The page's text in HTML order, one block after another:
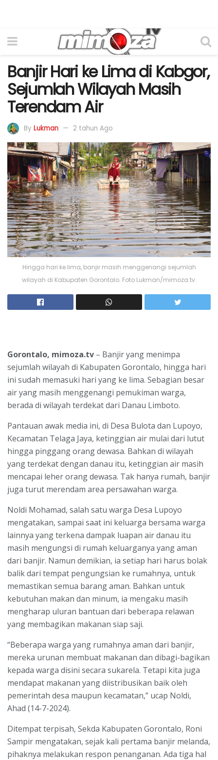
Banjir Hari ke Lima di Kabgor,
Sejumlah Wilayah Masih
Terendam Air
By Lukman 2 tahun Ago
Hingga hari ke lima, banjir masih menggenangi sejumlah
wilayah di Kabupaten Gorontalo. Foto Lukman/mimoza.tv.
Gorontalo, mimoza.tv – Banjir yang menimpa
sejumlah wilayah di Kabupaten Gorontalo, hingga hari
ini sudah memasuki hari yang ke lima. Sebagian besar
air yang masih menggenangi pemukiman warga,
berada di wilayah terdekat dari Danau Limboto.
Pantauan awak media ini, di Desa Bulota dan Lupoyo,
Kecamatan Telaga Jaya, ketinggian air mulai dari lutut
hingga pinggang orang dewasa. Bahkan di wilayah
yang terdekat dengan danau itu, ketinggian air masih
mencapai leher orang dewasa. Tak hanya rumah, banjir
juga turut merendam area persawahan warga.
Noldi Mohamad, salah satu warga Desa Lupoyo
mengatakan, sampai saat ini keluarga bersama warga
lainnya yang terkena dampak luapan air danau itu
masih mengungsi di rumah keluarganya yang aman
dari banjir. Namun demikian, ia setiap hari harus bolak
balik dari tempat pengungsian ke rumahnya, untuk
memastikan semua barang aman. Bahkan untuk
kebutuhan makan dan minum, ia mengaku masih
mengharap uluran bantuan dari beberapa relawan
yang membagikan makanan siap saji.
“Beberapa warga yang rumahnya aman dari banjir,
mereka urunan membuat makanan dan dibagi-bagikan
kepada warga disini secara sukarela. Tetapi kita juga
mendapat makanan yang diistribusikan baik oleh
pemerintah desa maupun kecamatan,” ucap Noldi,
Ahad (14-7-2024).
Ditempat terpisah, Sekda Kabupaten Gorontalo, Roni
Sampir mengatakan, sejak kali pertama banjir melanda,
pihaknya melakukan respon penanganan. Ada tiga hal